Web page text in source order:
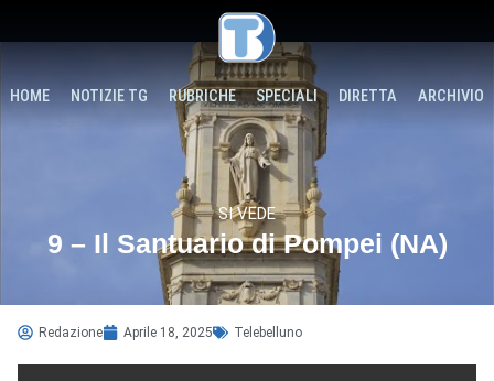
HOME NOTIZIE TG RUBRICHE SPECIALI DIRETTA ARCHIVIO
SI VEDE
9 – Il Santuario di Pompei (NA)
Redazione Aprile 18, 2025 Telebelluno